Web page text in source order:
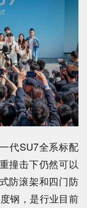
代SU7全系标配
撞击下仍然可以
防滚架和四门防
钢，是行业目前